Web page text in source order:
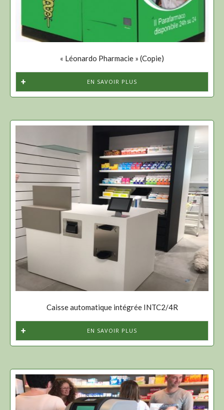
« Léonardo Pharmacie » (Copie)
EN SAVOIR PLUS
Caisse automatique intégrée INTC2/4R
EN SAVOIR PLUS